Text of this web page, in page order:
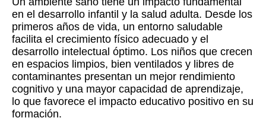
en el desarrollo infantil y la salud adulta. Desde los
primeros años de vida, un entorno saludable
facilita el crecimiento físico adecuado y el
desarrollo intelectual óptimo. Los niños que crecen
en espacios limpios, bien ventilados y libres de
contaminantes presentan un mejor rendimiento
cognitivo y una mayor capacidad de aprendizaje,
lo que favorece el impacto educativo positivo en su
formación.